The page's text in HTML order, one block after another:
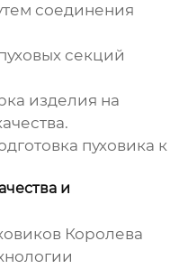
соединения
секций
изделия на
пуховика к
и
Королева